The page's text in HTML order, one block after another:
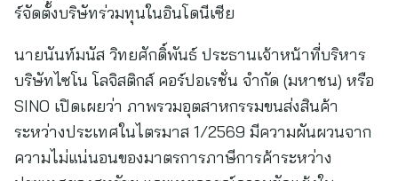
ร์จัดตั้งบริษัทร่วมทุนในอินโดนีเซีย
นายนันท์มนัส วิทยศักดิ์พันธ์ ประธานเจ้าหน้าที่บริหาร
บริษัทไซโน โลจิสติกส์ คอร์ปอเรชั่น จำกัด (มหาชน) หรือ
SINO เปิดเผยว่า ภาพรวมอุตสาหกรรมขนส่งสินค้า
ระหว่างประเทศในไตรมาส 1/2569 มีความผันผวนจาก
ความไม่แน่นอนของมาตรการภาษีการค้าระหว่าง